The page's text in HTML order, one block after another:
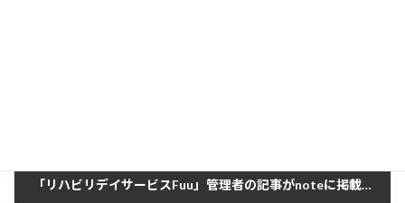
「リハビリデイサービスFuu」管理者の記事がnoteに掲載されました！